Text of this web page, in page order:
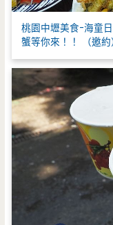
桃園中壢美食-海童
蟹等你來！！ （邀約